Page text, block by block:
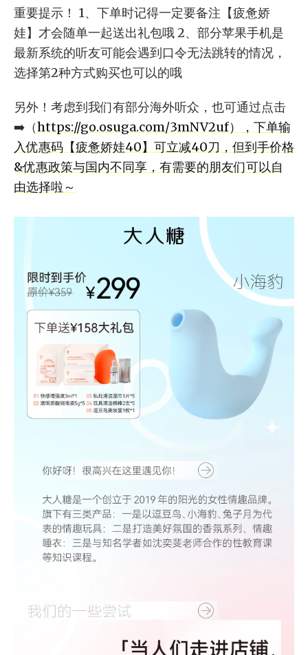
重要提示！ 1、下单时记得一定要备注【疲惫娇
娃】才会随单一起送出礼包哦 2、部分苹果手机是
最新系统的听友可能会遇到口令无法跳转的情况，
选择第2种方式购买也可以的哦
另外！考虑到我们有部分海外听众，也可通过点击
➡️（https://go.osuga.com/3mNV2uf），下单输
入优惠码【疲惫娇娃40】可立减40刀，但到手价格
&优惠政策与国内不同享，有需要的朋友们可以自
由选择啦～